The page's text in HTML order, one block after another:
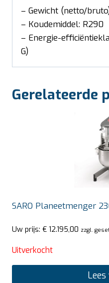
– Gewicht (netto/
– Koudemiddel: R290
– Energie-
G)
Gerelateerde
SARO Planeetmenger
Uw prijs: € 12.195,00 zzgl.
Uitverkocht